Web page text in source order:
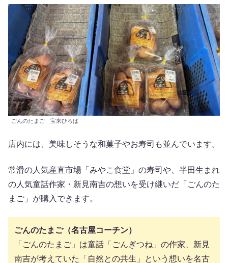
ごんのたまご 宝来ひろば
店内には、美味しそうな和菓子やお寿司も並んでいます。
常滑の人気産直市場「みやこ食堂」の寿司や、半田生まれ
の人気童話作家・新見南吉の想いを受け継いだ「ごんのた
まご」が購入できます。
ごんのたまご（名古屋コーチン）
「ごんのたまご」は童話「ごんぎつね」の作家、新見
南吉が考えていた「自然との共生」という想いを名古